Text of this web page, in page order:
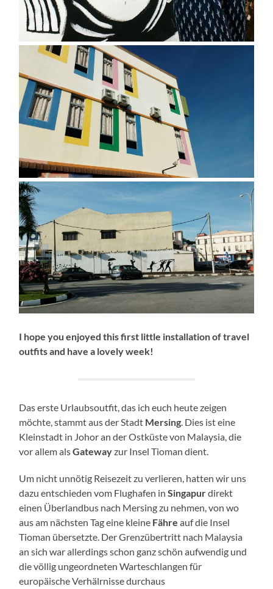
I hope you enjoyed this first little installation of travel
outfits and have a lovely week!
Das erste Urlaubsoutfit, das ich euch heute zeigen
möchte, stammt aus der Stadt Mersing. Dies ist eine
Kleinstadt in Johor an der Ostküste von Malaysia, die
vor allem alsGatewayzur Insel Tioman dient.
Um nicht unnötig Reisezeit zu verlieren, hatten wir uns
dazu entschieden vom Flughafen inSingapurdirekt
einen Überlandbus nach Mersing zu nehmen, von wo
aus am nächsten Tag eine kleine Fähre auf die Insel
Tioman übersetzte. Der Grenzübertritt nach Malaysia
an sich war allerdings schon ganz schön aufwendig und
die völlig ungeordneten Warteschlangen für
europäische Verhälrnisse durchaus